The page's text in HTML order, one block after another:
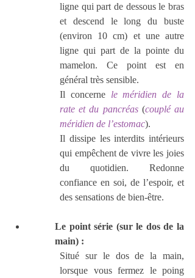
ligne qui part de dessous le bras
et descend le long du buste
(environ 10 cm) et une autre
ligne qui part de la pointe du
mamelon. Ce point est en
général très sensible.
Il concerne le méridien de la
rate et du pancréas (couplé au
méridien de l’estomac).
Il dissipe les interdits intérieurs
qui empêchent de vivre les joies
du quotidien. Redonne
confiance en soi, de l’espoir, et
des sensations de bien-être.
Le point série (sur le dos de la
main) :
Situé sur le dos de la main,
lorsque vous fermez le poing